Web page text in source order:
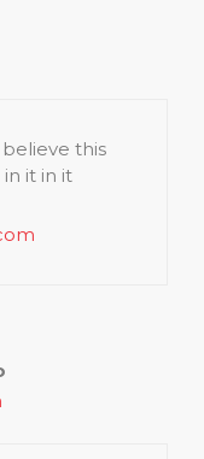
this
it in it